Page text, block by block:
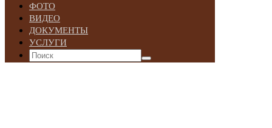
ФОТО
ВИДЕО
ДОКУМЕНТЫ
УСЛУГИ